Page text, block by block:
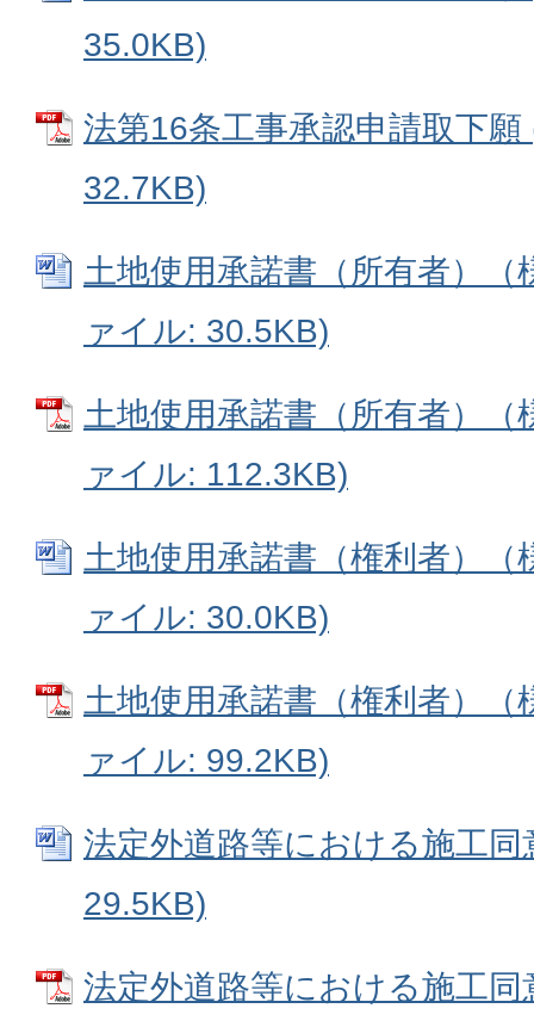
35.0KB)
法第16条工事承認申請取下
32.7KB)
土地使用承諾書（所有者）（
ァイル: 30.5KB)
土地使用承諾書（所有者）（
ァイル: 112.3KB)
土地使用承諾書（権利者）（
ァイル: 30.0KB)
土地使用承諾書（権利者）（
ァイル: 99.2KB)
法定外道路等における施工
29.5KB)
法定外道路等における施工